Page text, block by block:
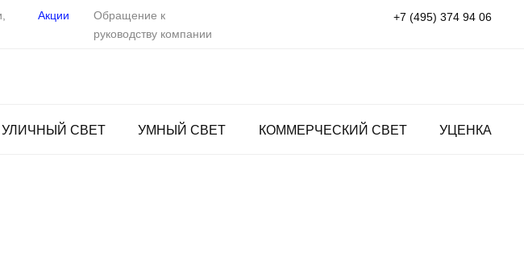
Акции
Обращение к
руководству компании
+7 (495) 374 94 06
УЛИЧНЫЙ СВЕТ УМНЫЙ СВЕТ КОММЕРЧЕСКИЙ СВЕТ УЦЕНКА